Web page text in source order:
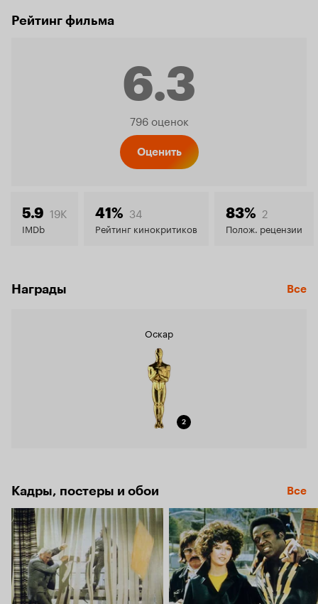
Рейтинг фильма
6.3
Рейтинг
6.3
796 оценок
Оценить
5.9 19K
IMDb
41% 34
Рейтинг кинокритиков
83% 2
Полож. рецензии
Награды Все
Оскар
2
Кадры, постеры и обои Все